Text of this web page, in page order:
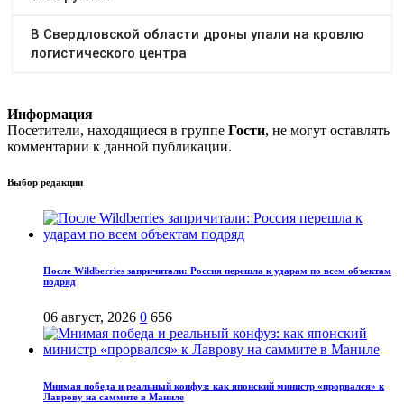
Информация
Посетители, находящиеся в группе Гости, не могут оставлять
комментарии к данной публикации.
Выбор редакции
После Wildberries запричитали: Россия перешла к ударам по всем объектам
подряд
06 август, 2026 0 656
Мнимая победа и реальный конфуз: как японский министр «прорвался» к
Лаврову на саммите в Маниле